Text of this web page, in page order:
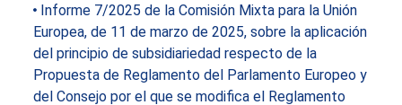
Informe 7/2025 de la Comisión Mixta para la Unión
Europea, de 11 de marzo de 2025, sobre la aplicación
del principio de subsidiariedad respecto de la
Propuesta de Reglamento del Parlamento Europeo y
del Consejo por el que se modifica el Reglamento